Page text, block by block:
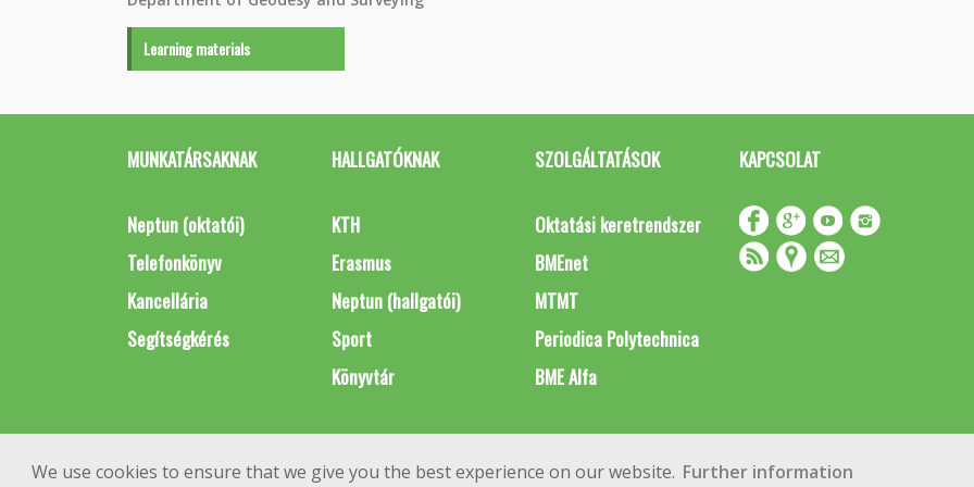
We use cookies to ensure that we give you the best experience on our website. Further information
Learning materials
MUNKATÁRSAKNAK
Neptun (oktatói)
Telefonkönyv
Kancellária
Segítségkérés
HALLGATÓKNAK
KTH
Erasmus
Neptun (hallgatói)
Sport
Könyvtár
SZOLGÁLTATÁSOK
Oktatási keretrendszer
BMEnet
MTMT
Periodica Polytechnica
BME Alfa
KAPCSOLAT
Copyright © 2020 BME Építőmérnöki Kar